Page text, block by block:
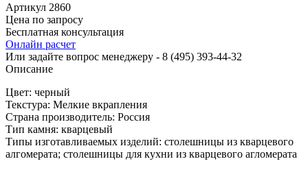
Артикул 2860
Цена по запросу
Бесплатная консультация
Онлайн расчет
Или задайте вопрос менеджеру - 8 (495) 393-44-32
Описание
Цвет: черный
Текстура: Мелкие вкрапления
Страна производитель: Россия
Тип камня: кварцевый
Типы изготавливаемых изделий: столешницы из кварцевого
алгомерата; столешницы для кухни из кварцевого агломерата